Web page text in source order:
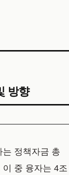
방향
정책자금 총
이 중 융자는 4조